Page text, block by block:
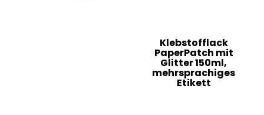
Klebstofflack
PaperPatch mit
Glitter 150ml,
mehrsprachiges
Etikett